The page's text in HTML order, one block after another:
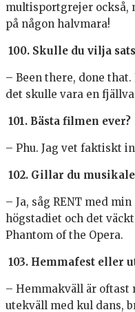
multisportgrejer också,
på någon halvmara!
100. Skulle du vilja
– Been there, done
det skulle vara en
101. Bästa filmen ever?
– Phu. Jag vet faktiskt
102. Gillar du
– Ja, såg RENT med
högstadiet och det
Phantom of the Opera.
103. Hemmafest eller
– Hemmakväll är
utekväll med kul dans,